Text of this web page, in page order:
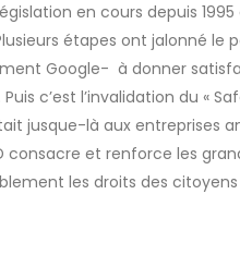
en cours depuis
étapes ont jalonné le
Google- à donner
c’est l’invalidation du «
jusque-là aux entreprises
consacre et renforce les
les droits des